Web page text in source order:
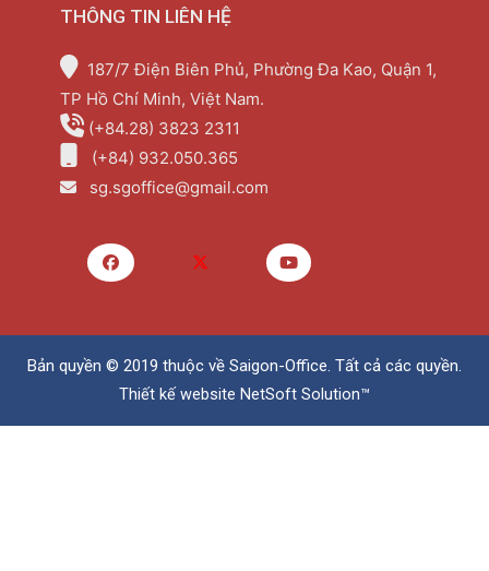
THÔNG TIN LIÊN HỆ
187/7 Điện Biên Phủ, Phường Đa Kao, Quận 1,
TP Hồ Chí Minh, Việt Nam.
(+84.28) 3823 2311
(+84) 932.050.365
sg.sgoffice@gmail.com
Bản quyền © 2019 thuộc về Saigon-Office. Tất cả các quyền.
Thiết kế website NetSoft Solution™